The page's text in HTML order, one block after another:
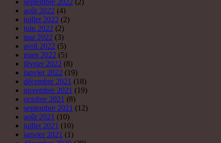
août 2022 (4)
juillet 2022 (2)
juin 2022 (2)
mai 2022 (3)
avril 2022 (5)
mars 2022 (5)
février 2022 (8)
janvier 2022 (19)
décembre 2021 (18)
novembre 2021 (19)
octobre 2021 (8)
septembre 2021 (12)
août 2021 (10)
juillet 2021 (10)
janvier 2021 (1)